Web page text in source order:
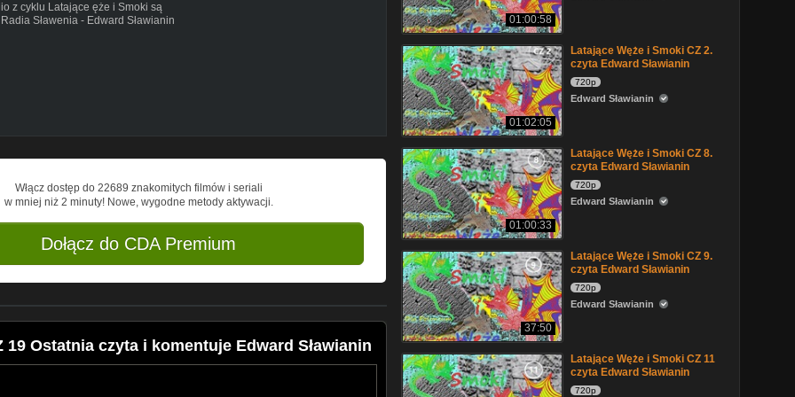
z cyklu Latające ęże i Smoki są
Sławenia - Edward Sławianin
gdzie indziej ) w PDF :
index.php/sample-page/kiegarnia-
zaś jeśli chcecie słuchać nasze
codziennie od : 8:40 do 24:00
dla Rodaków i logowania sie
:
Włącz dostęp do 22689 znakomitych filmów i seriali
w mniej niż 2 minuty! Nowe, wygodne metody aktywacji.
Dołącz do CDA Premium
Ostatnia czyta i komentuje Edward Sławianin
01:00:58
01:02:05
Latające Węże i Smoki CZ 2.
czyta Edward Sławianin
720p
Edward Sławianin
01:00:33
Latające Węże i Smoki CZ 8.
czyta Edward Sławianin
720p
Edward Sławianin
37:50
Latające Węże i Smoki CZ 9.
czyta Edward Sławianin
720p
Edward Sławianin
Latające Węże i Smoki CZ 11
czyta Edward Sławianin
720p